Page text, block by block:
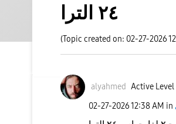
٢٤ الترا
(Topic created on: 02-27-2026
alyahmed Active Level
‎02-27-202612:38 AM in